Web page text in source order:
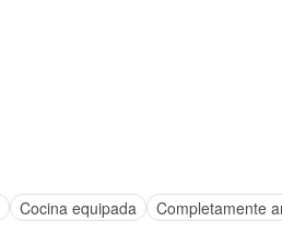
Cocina equipada Completamente